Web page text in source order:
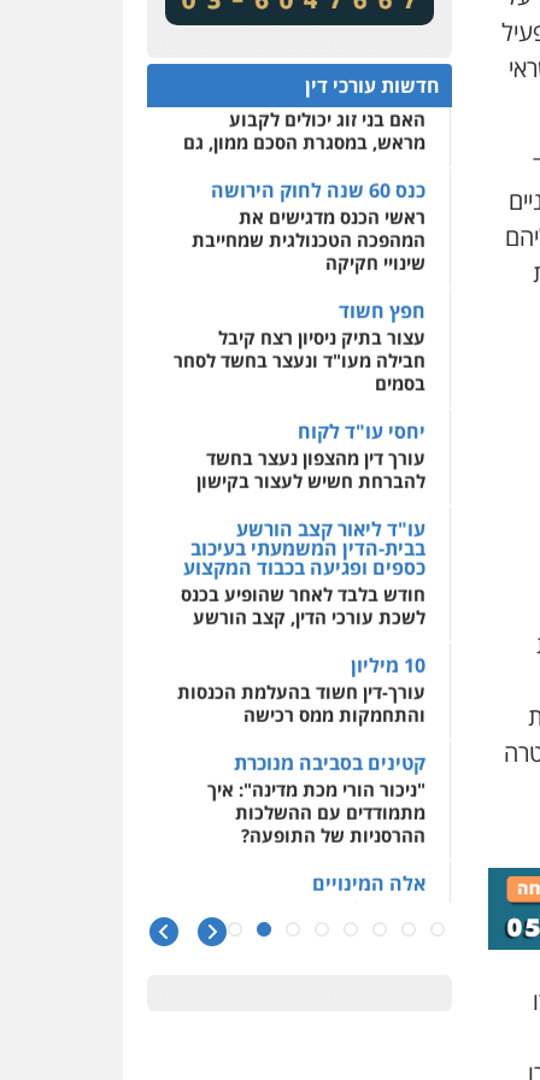
שירותים מקצועיים לעורכי
דין
0522508109
אחסון אתרים
מהירות הגנה גיבוי
לעורכי דין
מרכז התחלה חדשה
אסירים
שירותים מקצועיים לעורכי
דין
0544500346
חדשות עורכי דין
מע"מ ומוסדות ללא כוונת רווח
המתח שבין חוק יחסי ממון
לבין חוק הירושה
האם בני זוג יכולים לקבוע
מראש, במסגרת הסכם ממון, גם
כנס 60 שנה לחוק הירושה
ראשי הכנס מדגישים את
המהפכה הטכנולגית שמחייבת
שינויי חקיקה
חפץ חשוד
עצור בתיק ניסיון רצח קיבל
חבילה מעו"ד ונעצר בחשד לסחר
בסמים
יחסי עו"ד לקוח
עורך דין מהצפון נעצר בחשד
להברחת חשיש לעצור בקישון
עו"ד ליאור קצב הורשע
בבית-הדין המשמעתי בעיכוב
כספים ופגיעה בכבוד המקצוע
חודש בלבד לאחר שהופיע בכנס
לשכת עורכי הדין, קצב הורשע
10 מיליון
עורך-דין חשוד בהעלמת הכנסות
והתחמקות ממס רכישה
קטינים בסביבה מנוכרת
"ניכור הורי מכת מדינה": איך
מתמודדים עם ההשלכות
ההרסניות של התופעה?
אלה המינויים
26 שופטים ורשמים נוספים